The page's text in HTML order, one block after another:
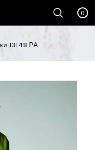
0
13148 РА